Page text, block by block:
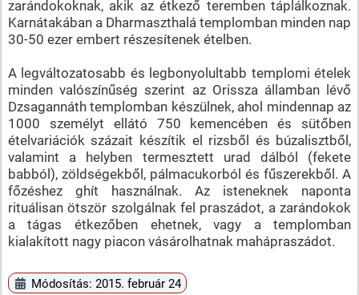
zarándokoknak, akik az étkező teremben táplálkoznak.
Karnátakában a Dharmaszthalá templomban minden nap
30-50 ezer embert részesítenek ételben.
A legváltozatosabb és legbonyolultabb templomi ételek
minden valószínűség szerint az Orissza államban lévő
Dzsagannáth templomban készülnek, ahol mindennap az
1000 személyt ellátó 750 kemencében és sütőben
ételvariációk százait készítik el rizsből és búzalisztből,
valamint a helyben termesztett urad dálból (fekete
babból), zöldségekből, pálmacukorból és fűszerekből. A
főzéshez ghít használnak. Az isteneknek naponta
rituálisan ötször szolgálnak fel praszádot, a zarándokok
a tágas étkezőben ehetnek, vagy a templomban
kialakított nagy piacon vásárolhatnak mahápraszádot.
Módosítás: 2015. február 24